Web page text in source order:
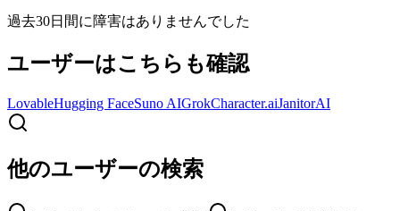
過去30日間に障害はありませんでした
ユーザーはこちらも確認
LovableHugging FaceSuno AIGrokCharacter.aiJanitorAI
他のユーザーの検索